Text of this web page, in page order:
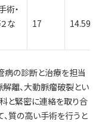
・
な
17 14.59
の診断と治療を担当
離、大動脈瘤破裂とい
と緊密に連絡を取り合
、質の高い手術を行うと